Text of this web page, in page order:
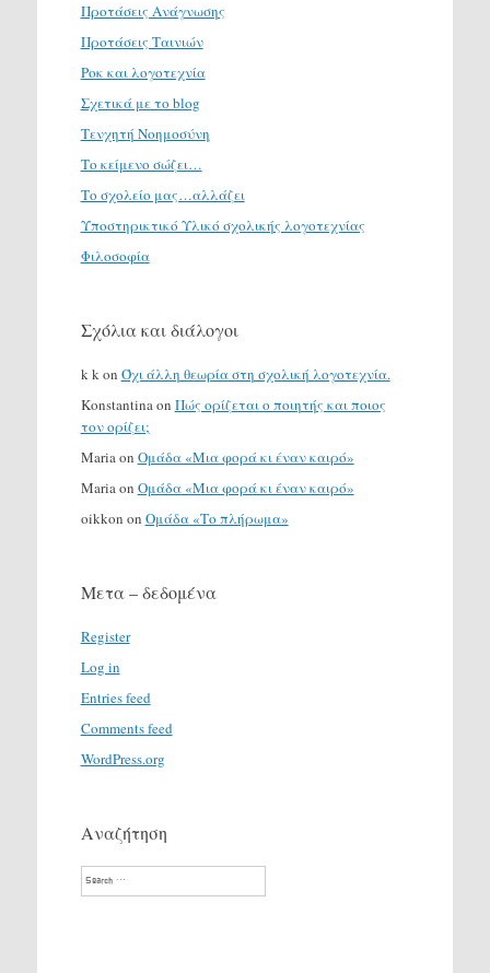
Προτάσεις Ανάγνωσης
Προτάσεις Ταινιών
Ροκ και λογοτεχνία
Σχετικά με το blog
Τενχητή Νοημοσύνη
Το κείμενο σώζει…
Το σχολείο μας…αλλάζει
Υποστηρικτικό Υλικό σχολικής λογοτεχνίας
Φιλοσοφία
Σχόλια και διάλογοι
k kon Όχι άλλη θεωρία στη σχολική λογοτεχνία.
Konstantinaon Πώς ορίζεται ο ποιητής και ποιος
τον ορίζει;
Mariaon Ομάδα «Μια φορά κι έναν καιρό»
Mariaon Ομάδα «Μια φορά κι έναν καιρό»
oikkon on Ομάδα «Το πλήρωμα»
Μετα – δεδομένα
Register
Log in
Entries feed
Comments feed
WordPress.org
Αναζήτηση
Search